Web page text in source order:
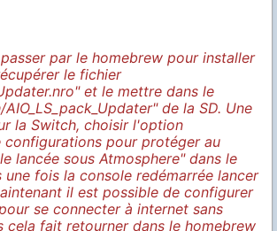
par le homebrew pour installer
le fichier
et le mettre dans le
de la SD. Une
la Switch, choisir l'option
configurations pour protéger au
lancée sous Atmosphere" dans le
une fois la console redémarrée lancer
il est possible de configurer
se connecter à internet sans
cela fait retourner dans le homebrew